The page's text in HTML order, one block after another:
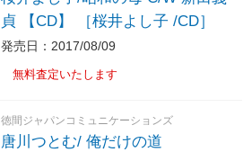
貞 【CD】 ［桜井よし子 /CD］
発売日：2017/08/09
無料査定いたします
徳間ジャパンコミュニケーションズ
唐川つとむ/ 俺だけの道